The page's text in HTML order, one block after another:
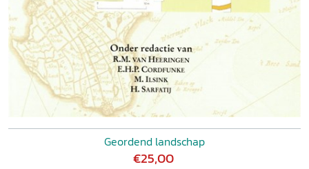
Geordend landschap
€25,00